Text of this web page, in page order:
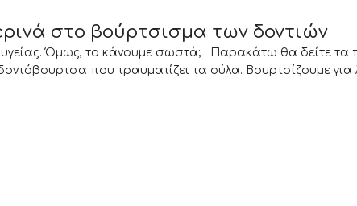
στο βούρτσισμα των δοντιών
υγείας. Όμως, το κάνουμε σωστά; Παρακάτω θα δείτε τα
που τραυματίζει τα ούλα. Βουρτσίζουμε για